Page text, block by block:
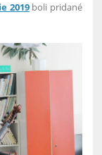
2019boli pridané